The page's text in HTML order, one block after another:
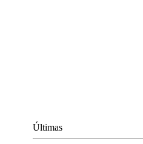
Últimas